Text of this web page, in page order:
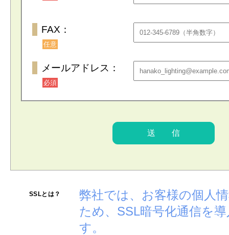
FAX：
任意
メールアドレス：
必須
SSLとは？
弊社では、お客様の個人
ため、SSL暗号化通信を
す。